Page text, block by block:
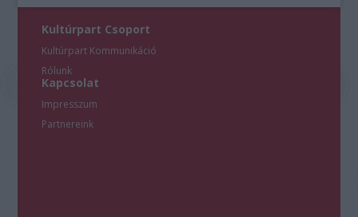
Kultúrpart Csoport
Kultúrpart Kommunikáció
Rólunk
Kapcsolat
Impresszum
Partnereink